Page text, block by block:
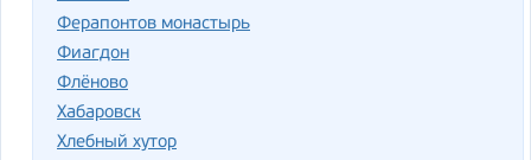
Ферапонтов монастырь
Фиагдон
Флёново
Хабаровск
Хлебный хутор